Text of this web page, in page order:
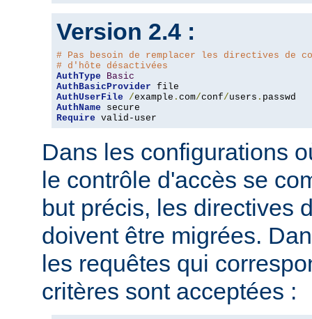
Version 2.4 :
# Pas besoin de remplacer les directives de
# d'hôte désactivées
AuthType
Basic
AuthBasicProvider
AuthUserFile
/example . com/conf/users .
AuthName
Require valid-user
Dans les configurations
le contrôle d'accès se
but précis, les directives
doivent être migrées.
les requêtes qui
critères sont acceptées :